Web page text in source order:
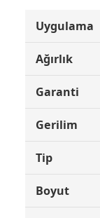
Uygulama
Ağırlık
Garanti
Gerilim
Tip
Boyut